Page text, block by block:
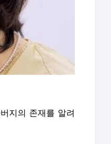
지의 존재를 알려